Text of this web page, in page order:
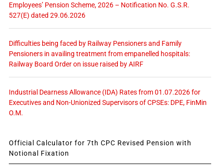
Employees’ Pension Scheme, 2026 – Notification No. G.S.R.
527(E) dated 29.06.2026
Difficulties being faced by Railway Pensioners and Family
Pensioners in availing treatment from empanelled hospitals:
Railway Board Order on issue raised by AIRF
Industrial Dearness Allowance (IDA) Rates from 01.07.2026 for
Executives and Non-Unionized Supervisors of CPSEs: DPE, FinMin
O.M.
Official Calculator for 7th CPC Revised Pension with
Notional Fixation